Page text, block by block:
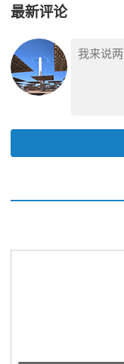
最新评论